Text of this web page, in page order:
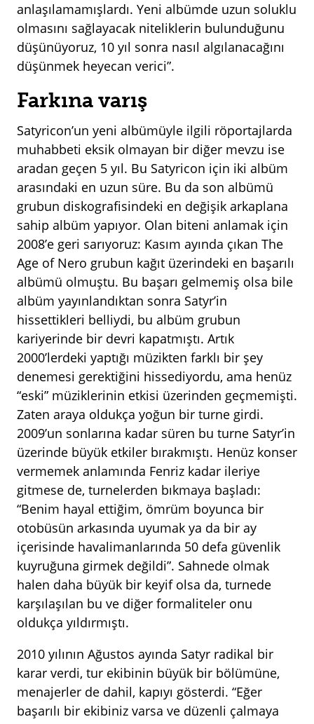
anlaşılamamışlardı. Yeni albümde uzun soluklu
olmasını sağlayacak niteliklerin bulunduğunu
düşünüyoruz, 10 yıl sonra nasıl algılanacağını
düşünmek heyecan verici”.
Farkına varış
Satyricon’un yeni albümüyle ilgili röportajlarda
muhabbeti eksik olmayan bir diğer mevzu ise
aradan geçen 5 yıl. Bu Satyricon için iki albüm
arasındaki en uzun süre. Bu da son albümü
grubun diskografisindeki en değişik arkaplana
sahip albüm yapıyor. Olan biteni anlamak için
2008’e geri sarıyoruz: Kasım ayında çıkan The
Age of Nero grubun kağıt üzerindeki en başarılı
albümü olmuştu. Bu başarı gelmemiş olsa bile
albüm yayınlandıktan sonra Satyr’in
hissettikleri belliydi, bu albüm grubun
kariyerinde bir devri kapatmıştı. Artık
2000’lerdeki yaptığı müzikten farklı bir şey
denemesi gerektiğini hissediyordu, ama henüz
“eski” müziklerinin etkisi üzerinden geçmemişti.
Zaten araya oldukça yoğun bir turne girdi.
2009’un sonlarına kadar süren bu turne Satyr’in
üzerinde büyük etkiler bırakmıştı. Henüz konser
vermemek anlamında Fenriz kadar ileriye
gitmese de, turnelerden bıkmaya başladı:
“Benim hayal ettiğim, ömrüm boyunca bir
otobüsün arkasında uyumak ya da bir ay
içerisinde havalimanlarında 50 defa güvenlik
kuyruğuna girmek değildi”. Sahnede olmak
halen daha büyük bir keyif olsa da, turnede
karşılaşılan bu ve diğer formaliteler onu
oldukça yıldırmıştı.
2010 yılının Ağustos ayında Satyr radikal bir
karar verdi, tur ekibinin büyük bir bölümüne,
menajerler de dahil, kapıyı gösterdi. “Eğer
başarılı bir ekibiniz varsa ve düzenli çalmaya